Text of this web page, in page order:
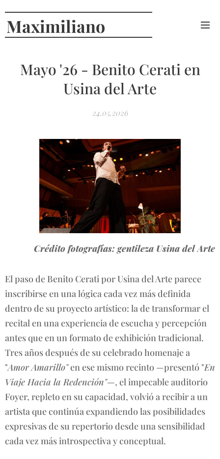
Maximiliano
Mayo '26 - Benito Cerati en
Usina del Arte
24.05.2026
Crédito fotografías: gentileza Usina del Arte
El paso de Benito Cerati por Usina del Arte parece
inscribirse en una lógica cada vez más definida
dentro de su proyecto artístico: la de transformar el
recital en una experiencia de escucha y percepción
antes que en un formato de exhibición tradicional.
Tres años después de su celebrado homenaje a
"Amor Amarillo"en ese mismo recinto —presentó "En
Viaje Hacia la Redención"—, el impecable auditorio
Foyer, repleto en su capacidad, volvió a recibir a un
artista que continúa expandiendo las posibilidades
expresivas de su repertorio desde una sensibilidad
cada vez más introspectiva y conceptual.